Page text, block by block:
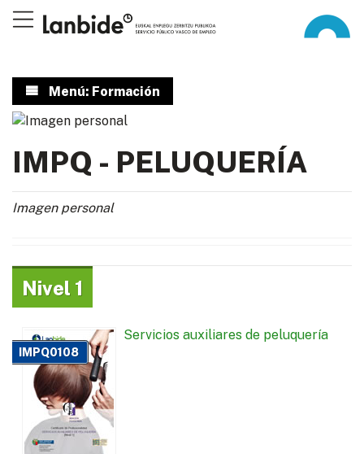
Menú: Formación
IMPQ - PELUQUERÍA
Imagen personal
Nivel 1
IMPQ0108
Servicios auxiliares de peluquería